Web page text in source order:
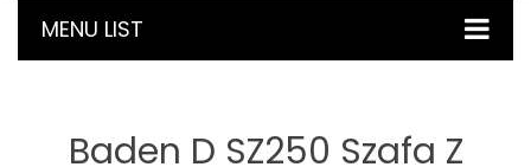
MENU LIST
Baden D SZ250 Szafa Z